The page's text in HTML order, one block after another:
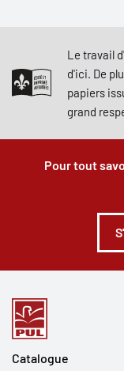
Le travail
d'ici. De
papiers
grand
Pour tout
Catalogue